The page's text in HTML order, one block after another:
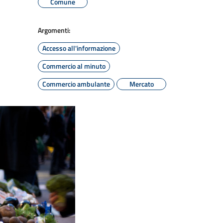
Argomenti:
Accesso all'informazione
Commercio al minuto
Commercio ambulante
Mercato